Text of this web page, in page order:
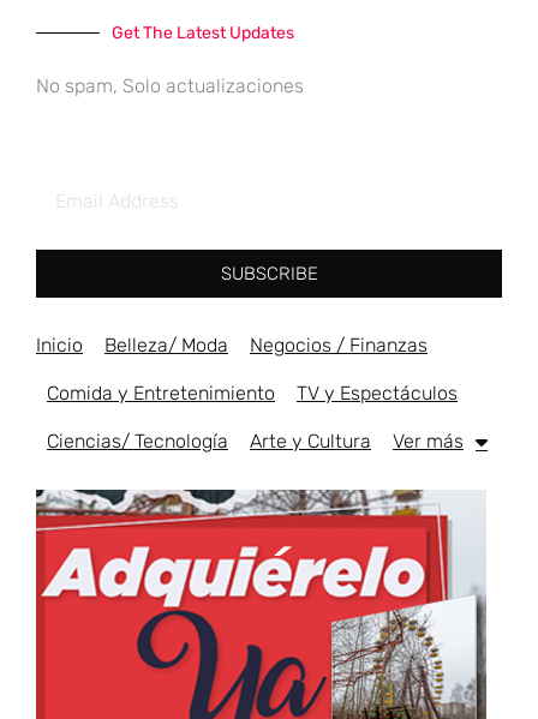
Get The Latest Updates
No spam, Solo actualizaciones
SUBSCRIBE
Inicio Belleza/ Moda Negocios / Finanzas
Comida y Entretenimiento TV y Espectáculos
Ciencias/ Tecnología Arte y Cultura Ver más